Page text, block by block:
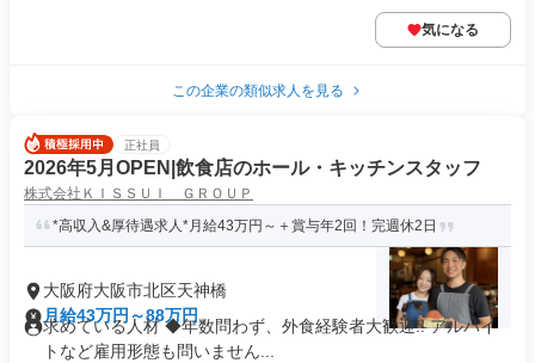
気になる
この企業の類似求人を見る
正社員
2026年5月OPEN|飲食店のホール・キッチンスタッフ
株式会社ＫＩＳＳＵＩ ＧＲＯＵＰ
*高収入&厚待遇求人*月給43万円～＋賞与年2回！完週休2日
大阪府大阪市北区天神橋
月給43万円～88万円
求めている人材 ◆年数問わず、外食経験者大歓迎!! アルバイ
トなど雇用形態も問いません...